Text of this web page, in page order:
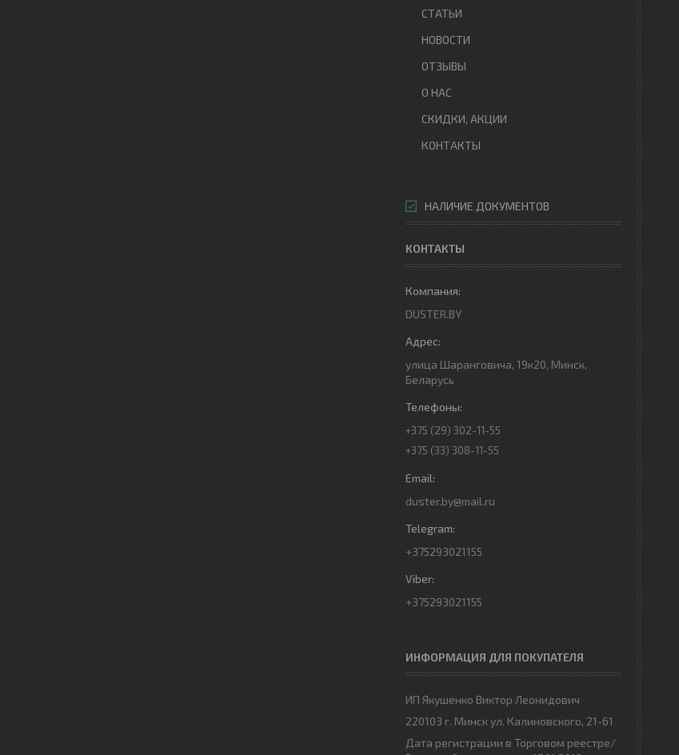
СТАТЬИ
НОВОСТИ
ОТЗЫВЫ
О НАС
СКИДКИ, АКЦИИ
КОНТАКТЫ
НАЛИЧИЕ ДОКУМЕНТОВ
КОНТАКТЫ
DUSTER.BY
улица Шаранговича, 19к20, Минск,
Беларусь
+375 (29) 302-11-55
+375 (33) 308-11-55
duster.by@mail.ru
+375293021155
+375293021155
ИНФОРМАЦИЯ ДЛЯ ПОКУПАТЕЛЯ
ИП Якушенко Виктор Леонидович
220103 г. Минск ул. Калиновского, 21-61
Дата регистрации в Торговом реестре/